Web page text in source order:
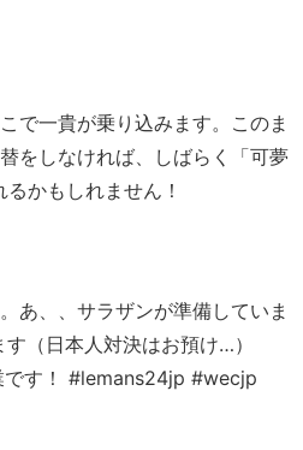
で一貴が乗り込みます。このま
をしなければ、しばらく「可夢
かもしれません！
あ、、サラザンが準備していま
（日本人対決はお預け…）
です！ #lemans24jp #wecjp